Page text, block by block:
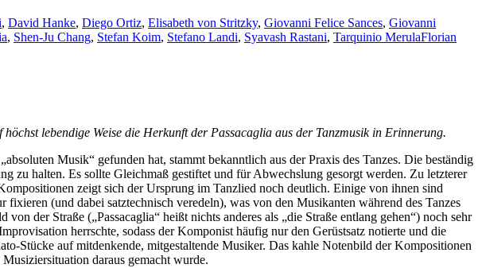
, David Hanke, Diego Ortiz, Elisabeth von Stritzky, Giovanni Felice Sances, Giovanni
, Shen-Ju Chang, Stefan Koim, Stefano Landi, Syavash Rastani, Tarquinio MerulaFlorian
lebendige Weise die Herkunft der Passacaglia aus der Tanzmusik in Erinnerung.
Musik“ gefunden hat, stammt bekanntlich aus der Praxis des Tanzes. Die beständig
zu halten. Es sollte Gleichmaß gestiftet und für Abwechslung gesorgt werden. Zu letzterer
zeigt sich der Ursprung im Tanzlied noch deutlich. Einige von ihnen sind
(und dabei satztechnisch veredeln), was von den Musikanten während des Tanzes
der Straße („Passacaglia“ heißt nichts anderes als „die Straße entlang gehen“) noch sehr
herrschte, sodass der Komponist häufig nur den Gerüstsatz notierte und die
Stücke auf mitdenkende, mitgestaltende Musiker. Das kahle Notenbild der Kompositionen
daraus gemacht wurde.